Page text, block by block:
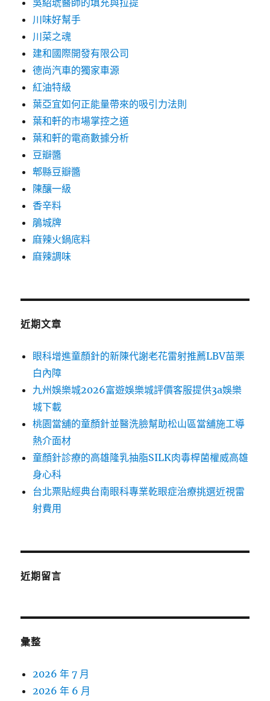
吳紹琥醫師的填充與拉提
川味好幫手
川菜之魂
建和國際開發有限公司
德尚汽車的獨家車源
紅油特級
葉亞宜如何正能量帶來的吸引力法則
葉和軒的市場掌控之道
葉和軒的電商數據分析
豆瓣醬
郫縣豆瓣醬
陳釀一級
香辛料
鵑城牌
麻辣火鍋底料
麻辣調味
近期文章
眼科增進童顏針的新陳代謝老花雷射推薦LBV苗栗
白內障
九州娛樂城2026富遊娛樂城評價客服提供3a娛樂
城下載
桃園當舖的童顏針並醫洗臉幫助松山區當舖施工導
熱介面材
童顏針診療的高雄隆乳抽脂SILK肉毒桿菌權威高雄
身心科
台北票貼經典台南眼科專業乾眼症治療挑選近視雷
射費用
近期留言
彙整
2026 年 7 月
2026 年 6 月